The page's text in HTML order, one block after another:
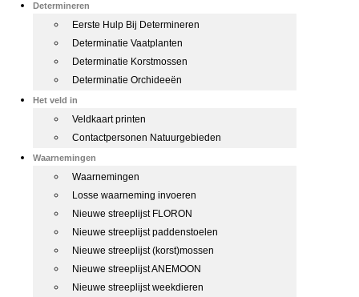
Determineren
Eerste Hulp Bij Determineren
Determinatie Vaatplanten
Determinatie Korstmossen
Determinatie Orchideeën
Het veld in
Veldkaart printen
Contactpersonen Natuurgebieden
Waarnemingen
Waarnemingen
Losse waarneming invoeren
Nieuwe streeplijst FLORON
Nieuwe streeplijst paddenstoelen
Nieuwe streeplijst (korst)mossen
Nieuwe streeplijst ANEMOON
Nieuwe streeplijst weekdieren